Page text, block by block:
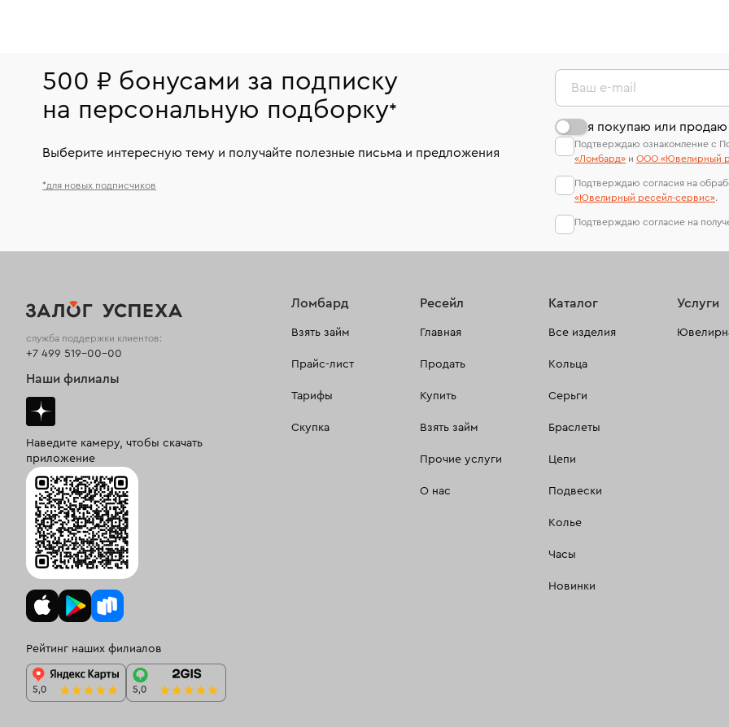
500 ₽ бонусами за подписку
на персональную подборку*
Выберите интересную тему и получайте полезные письма и предложения
*для новых подписчиков
Ваш e-mail
я покупаю или
Подтверждаю ознакомление с
«Ломбард» и ООО «Ювелирный
Подтверждаю согласия на
«Ювелирный ресейл-сервиc».
Подтверждаю согласие на
Ломбард
Взять займ
Прайс-лист
Тарифы
Скупка
Ресейл
Главная
Продать
Купить
Взять займ
Прочие услуги
О нас
Каталог
Все изделия
Кольца
Серьги
Браслеты
Цепи
Подвески
Колье
Часы
Новинки
Услуги
служба поддержки клиентов:
+7 499 519-00-00
Наши филиалы
Наведите камеру, чтобы скачать
приложение
Рейтинг наших филиалов